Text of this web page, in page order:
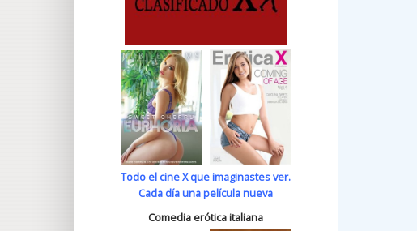
Todo el cine X que imaginastes ver.
Cada día una película nueva
Comedia erótica italiana